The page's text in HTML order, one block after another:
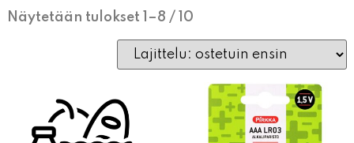
Näytetään tulokset 1–8 / 10